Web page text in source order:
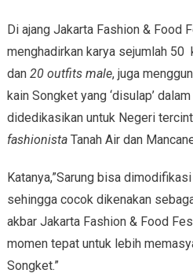
Di ajang Jakarta Fashion & Food
menghadirkan karya sejumlah
dan 20 outfits male, juga
kain Songket yang ‘disulap’ dalam
didedikasikan untuk Negeri
fashionista Tanah Air dan
Katanya,”Sarung bisa
sehingga cocok dikenakan
akbar Jakarta Fashion & Food
momen tepat untuk lebih
Songket.”